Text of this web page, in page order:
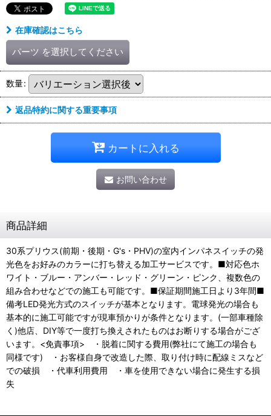
在庫確認はこちら
パーツ を選択してください
数量:
返品特約に関する重要事項
カートに入れる
お問い合わせ
商品詳細
30系プリウス(前期・後期・G's・PHV)の室内インパネスイッチの発
光色をお好みのカラーに打ち替える加工サービスです。■対応色ホ
ワイト・ブルー・アンバー・レッド・グリーン・ピンク、複数色の
組み合わせなどでの施工も可能です。■保証期間施工日より3年間■
備考LED発光方式のスイッチが基本となります。電球発光の場合も
基本的に施工可能ですが現車預かりが条件となります。(一部車種除
く)他店、DIY等で一度打ち換えされたものはお断りする場合がござ
います。<免責事項> ・脱着に関する費用(弊社にて施工の場合も
同様です) ・お客様自身で改造した際、取り付け時に配線ミスなど
での破損 ・代車利用費用 ・車を使用できない場合に発生する損
失